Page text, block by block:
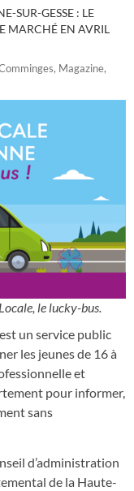
SUR-GESSE : LE
MARCHÉ EN AVRIL
, Magazine,
le lucky-bus.
un service public
les jeunes de 16 à
et
pour informer,
sans
d’administration
de la Haute-